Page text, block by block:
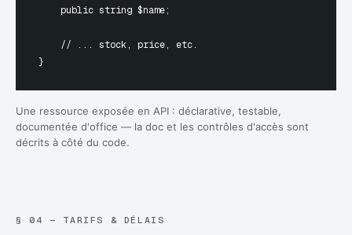
    public string $name;
    // ... stock, price, etc.
}
Une ressource exposée en API : déclarative, testable,
documentée d'office — la doc et les contrôles d'accès sont
décrits à côté du code.
§ 04 — TARIFS & DÉLAIS